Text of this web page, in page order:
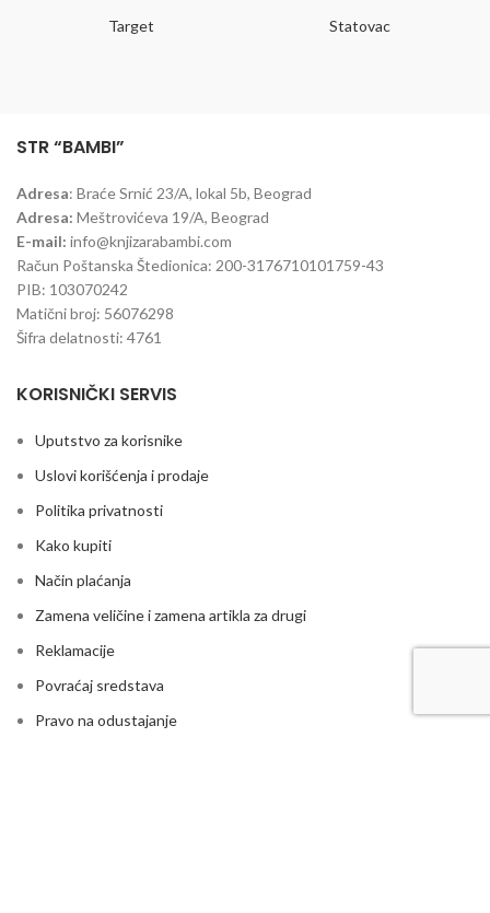
Target Statovac
STR “BAMBI”
Adresa: Braće Srnić 23/A, lokal 5b, Beograd
Adresa: Meštrovićeva 19/A, Beograd
E-mail: info@knjizarabambi.com
Račun Poštanska Štedionica: 200-3176710101759-43
PIB: 103070242
Matični broj: 56076298
Šifra delatnosti: 4761
KORISNIČKI SERVIS
Uputstvo za korisnike
Uslovi korišćenja i prodaje
Politika privatnosti
Kako kupiti
Način plaćanja
Zamena veličine i zamena artikla za drugi
Reklamacije
Povraćaj sredstava
Pravo na odustajanje